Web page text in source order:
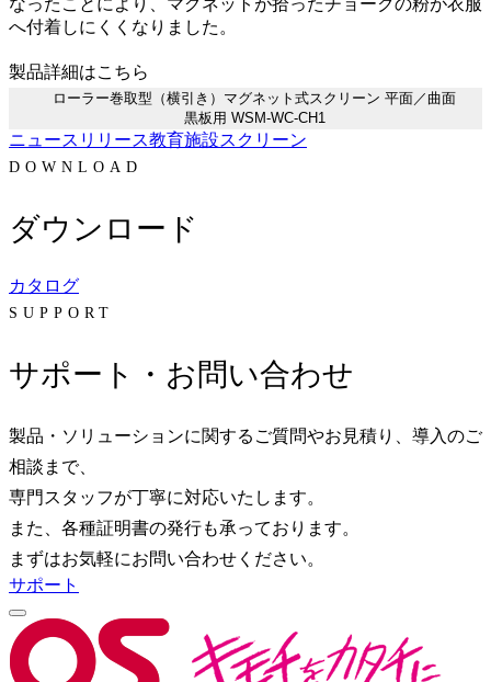
へ付着しにくくなりました。
製品詳細はこちら
ローラー巻取型（横引き）マグネット式スクリーン 平面／曲面
黒板用 WSM-WC-CH1
ニュースリリース教育施設スクリーン
DOWNLOAD
ダウンロード
カタログ
SUPPORT
サポート・お問い合わせ
製品・ソリューションに関するご質問やお見積り、導入のご
相談まで、
専門スタッフが丁寧に対応いたします。
また、各種証明書の発行も承っております。
まずはお気軽にお問い合わせください。
サポート